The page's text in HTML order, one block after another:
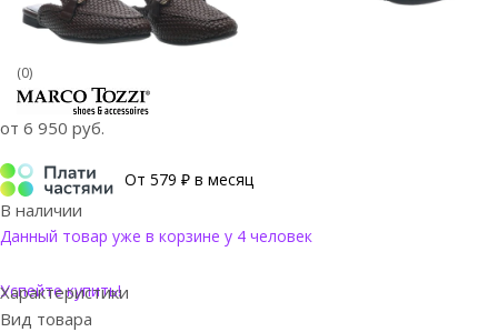
(0)
от 6 950 руб.
От 579 ₽ в месяц
В наличии
Данный товар уже в корзине у 4 человек
Успейте купить!
Характеристики
Вид товара